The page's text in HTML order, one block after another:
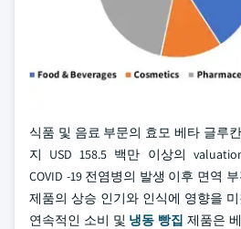
식품 및 음료 부문의 효모 베타 글루
지 USD 158.5 백만 이상의
COVID -19 전염병의 발생 이후 면역
제품의 상승 인기와 인식에 영향을
연속적인 소비 및 냉동 빵집 제품은